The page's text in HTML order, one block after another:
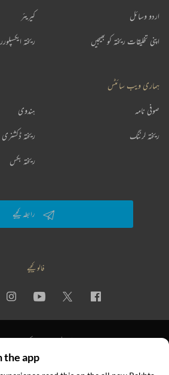
اردو وسائل
اپنی تخلیقات ریختہ کو بھیجیں
کیریئر
ریختہ ایکسپلورر
ہماری ویب سائٹس
ہندوی صوفی نامہ
ریختہ ڈکشنری ریختہ لرننگ
ریختہ بکس
رابطہ کیجیے
فالو کیجیے
Foundation. All rights reserved.
the app